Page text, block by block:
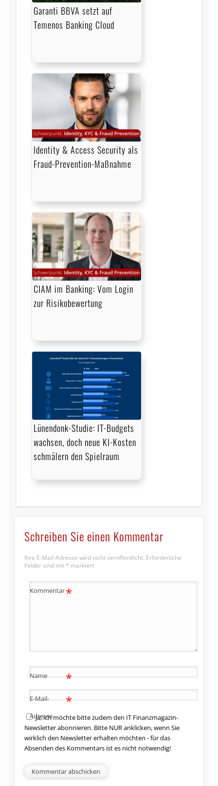
Garanti BBVA setzt auf
Temenos Banking Cloud
Identity & Access Security als
Fraud-Prevention-Maßnahme
CIAM im Banking: Vom Login
zur Risikobewertung
Lünendonk-Studie: IT-Budgets
wachsen, doch neue KI-Kosten
schmälern den Spielraum
Schreiben Sie einen Kommentar
Ihre E-Mail-Adresse wird nicht veröffentlicht. Erforderliche
Felder sind mit * markiert
Kommentar*
Name *
E-Mail-
Adresse
*
Ja, ich möchte bitte zudem den IT Finanzmagazin-
Newsletter abonnieren. Bitte NUR anklicken, wenn Sie
wirklich den Newsletter erhalten möchten - für das
Absenden des Kommentars ist es nicht notwendig!